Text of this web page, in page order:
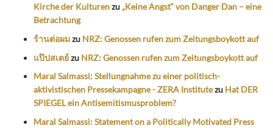
Kirche der Kulturenzu „Keine Angst“ von Danger Dan – eine
Betrachtung
ร้านต่อผมzu NRZ: Genossen rufen zum Zeitungsboykott auf
แป๊ปสเตย์zu NRZ: Genossen rufen zum Zeitungsboykott auf
Maral Salmassi: Stellungnahme zu einer politisch-
aktivistischen Pressekampagne - ZERA Institutezu Hat DER
SPIEGEL ein Antisemitismusproblem?
Maral Salmassi: Statement on a Politically Motivated Press